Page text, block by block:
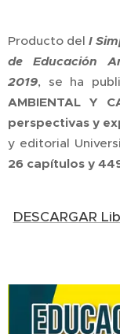
Producto del I
de Educación
2019, se ha
AMBIENTAL Y
perspectivas y
y editorial
26 capítulos y
DESCARGAR